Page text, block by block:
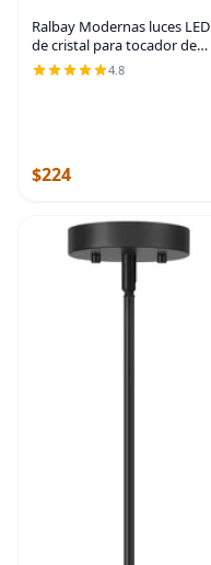
Ralbay Modernas luces LED
de cristal para tocador de
baño, 3 luces de acero
inoxidable, luces de tocador
4.8
$224